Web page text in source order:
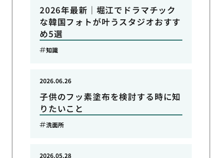
2026年最新｜堀江でドラマチック
な韓国フォトが叶うスタジオおすす
め5選
知識
子供のフッ素塗布を検討する時に知
りたいこと
2026.06.26
洗面所
2026.05.28